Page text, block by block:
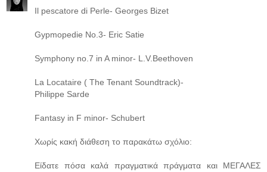
Il pescatore di Perle- Georges Bizet
Gypmopedie No.3- Eric Satie
Symphony no.7 in A minor- L.V.Beethoven
La Locataire ( The Tenant Soundtrack)-
Philippe Sarde
Fantasy in F minor- Schubert
Χωρίς κακή διάθεση το παρακάτω σχόλιο:
Είδατε πόσα καλά πραγματικά πράγματα και ΜΕΓΑΛΕΣ